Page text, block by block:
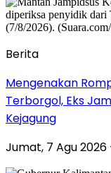
Berita
Mengenakan
Terborgol, Eks
Kejagung
Jumat, 7 Agu 2026